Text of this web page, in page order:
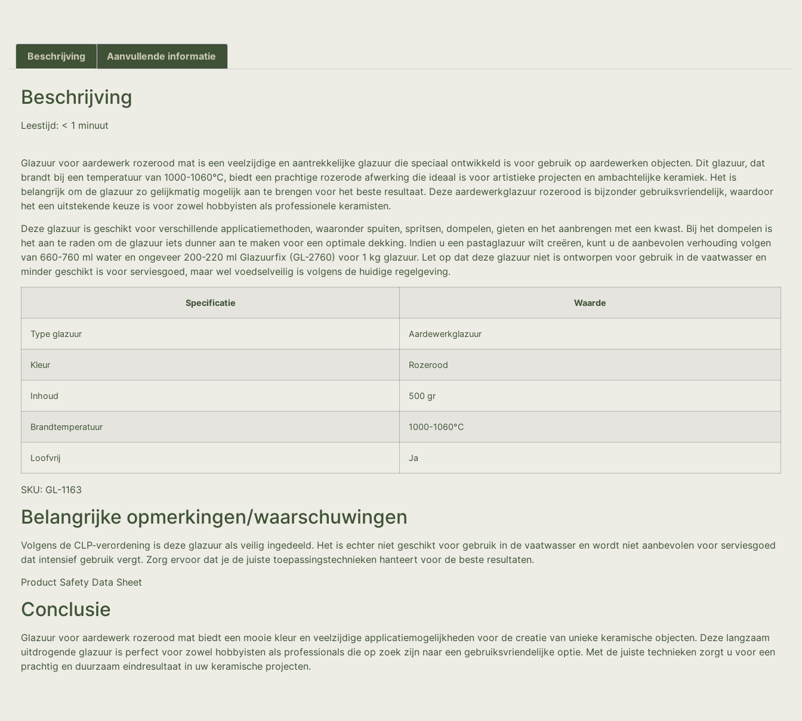
Beschrijving Aanvullende informatie
Beschrijving
Leestijd: < 1 minuut
Glazuur voor aardewerk rozerood mat is een veelzijdige en aantrekkelijke glazuur die speciaal ontwikkeld is voor gebruik op aardewerken objecten. Dit glazuur, dat
brandt bij een temperatuur van 1000-1060°C, biedt een prachtige rozerode afwerking die ideaal is voor artistieke projecten en ambachtelijke keramiek. Het is
belangrijk om de glazuur zo gelijkmatig mogelijk aan te brengen voor het beste resultaat. Deze aardewerkglazuur rozerood is bijzonder gebruiksvriendelijk, waardoor
het een uitstekende keuze is voor zowel hobbyisten als professionele keramisten.
Deze glazuur is geschikt voor verschillende applicatiemethoden, waaronder spuiten, spritsen, dompelen, gieten en het aanbrengen met een kwast. Bij het dompelen is
het aan te raden om de glazuur iets dunner aan te maken voor een optimale dekking. Indien u een pastaglazuur wilt creëren, kunt u de aanbevolen verhouding volgen
van 660-760 ml water en ongeveer 200-220 ml Glazuurfix (GL-2760) voor 1 kg glazuur. Let op dat deze glazuur niet is ontworpen voor gebruik in de vaatwasser en
minder geschikt is voor serviesgoed, maar wel voedselveilig is volgens de huidige regelgeving.
Specificatie Waarde
Type glazuur Aardewerkglazuur
Kleur Rozerood
Inhoud 500 gr
Brandtemperatuur 1000-1060°C
Loofvrij Ja
SKU: GL-1163
Belangrijke opmerkingen/waarschuwingen
Volgens de CLP-verordening is deze glazuur als veilig ingedeeld. Het is echter niet geschikt voor gebruik in de vaatwasser en wordt niet aanbevolen voor serviesgoed
dat intensief gebruik vergt. Zorg ervoor dat je de juiste toepassingstechnieken hanteert voor de beste resultaten.
Product Safety Data Sheet
Conclusie
Glazuur voor aardewerk rozerood mat biedt een mooie kleur en veelzijdige applicatiemogelijkheden voor de creatie van unieke keramische objecten. Deze langzaam
uitdrogende glazuur is perfect voor zowel hobbyisten als professionals die op zoek zijn naar een gebruiksvriendelijke optie. Met de juiste technieken zorgt u voor een
prachtig en duurzaam eindresultaat in uw keramische projecten.